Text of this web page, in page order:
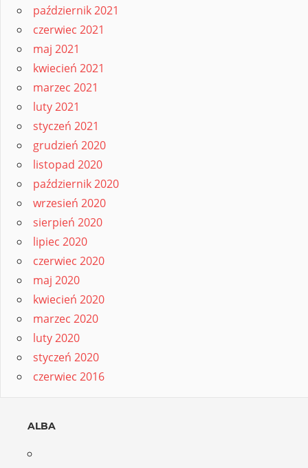
październik 2021
czerwiec 2021
maj 2021
kwiecień 2021
marzec 2021
luty 2021
styczeń 2021
grudzień 2020
listopad 2020
październik 2020
wrzesień 2020
sierpień 2020
lipiec 2020
czerwiec 2020
maj 2020
kwiecień 2020
marzec 2020
luty 2020
styczeń 2020
czerwiec 2016
ALBA